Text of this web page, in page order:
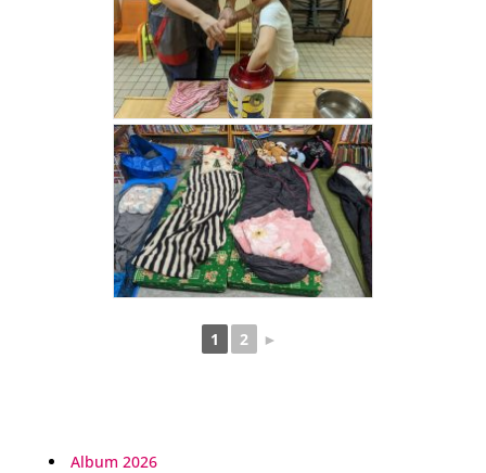
1 2 ►
Album 2026